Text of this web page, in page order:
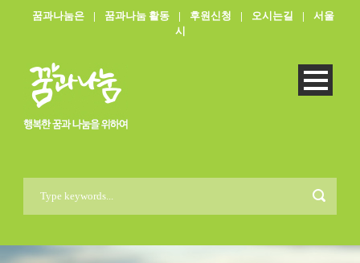
꿈과나눔은 | 꿈과나눔 활동 | 후원신청 | 오시는길 |
서울
시